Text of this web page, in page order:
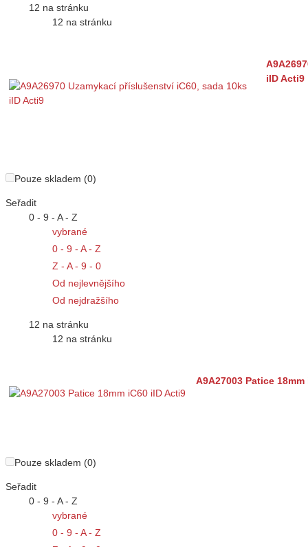
12 na stránku
12 na stránku
iID Acti9
Pouze skladem (0)
Seřadit
0 - 9 - A - Z
vybrané
0 - 9 - A - Z
Z - A - 9 - 0
Od nejlevnějšího
Od nejdražšího
12 na stránku
12 na stránku
A9A27003 Patice
Pouze skladem (0)
Seřadit
0 - 9 - A - Z
vybrané
0 - 9 - A - Z